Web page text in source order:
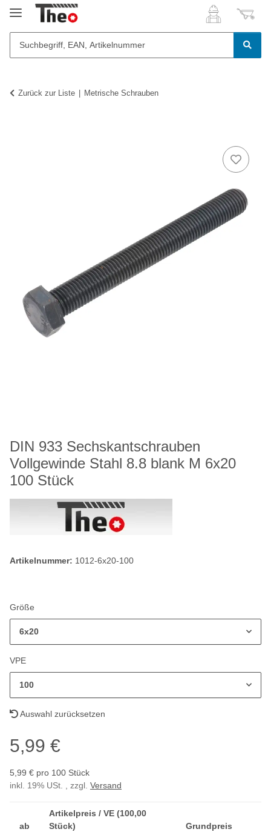
Zurück zur Liste Metrische Schrauben
DIN 933 Sechskantschrauben
Vollgewinde Stahl 8.8 blank M 6x20
100 Stück
Artikelnummer: 1012-6x20-100
Größe
6x20
VPE
100
Auswahl zurücksetzen
5,99 €
5,99 € pro 100 Stück
inkl. 19% USt. , zzgl. Versand
ab
Artikelpreis / VE (100,00
Stück)
Grundpreis